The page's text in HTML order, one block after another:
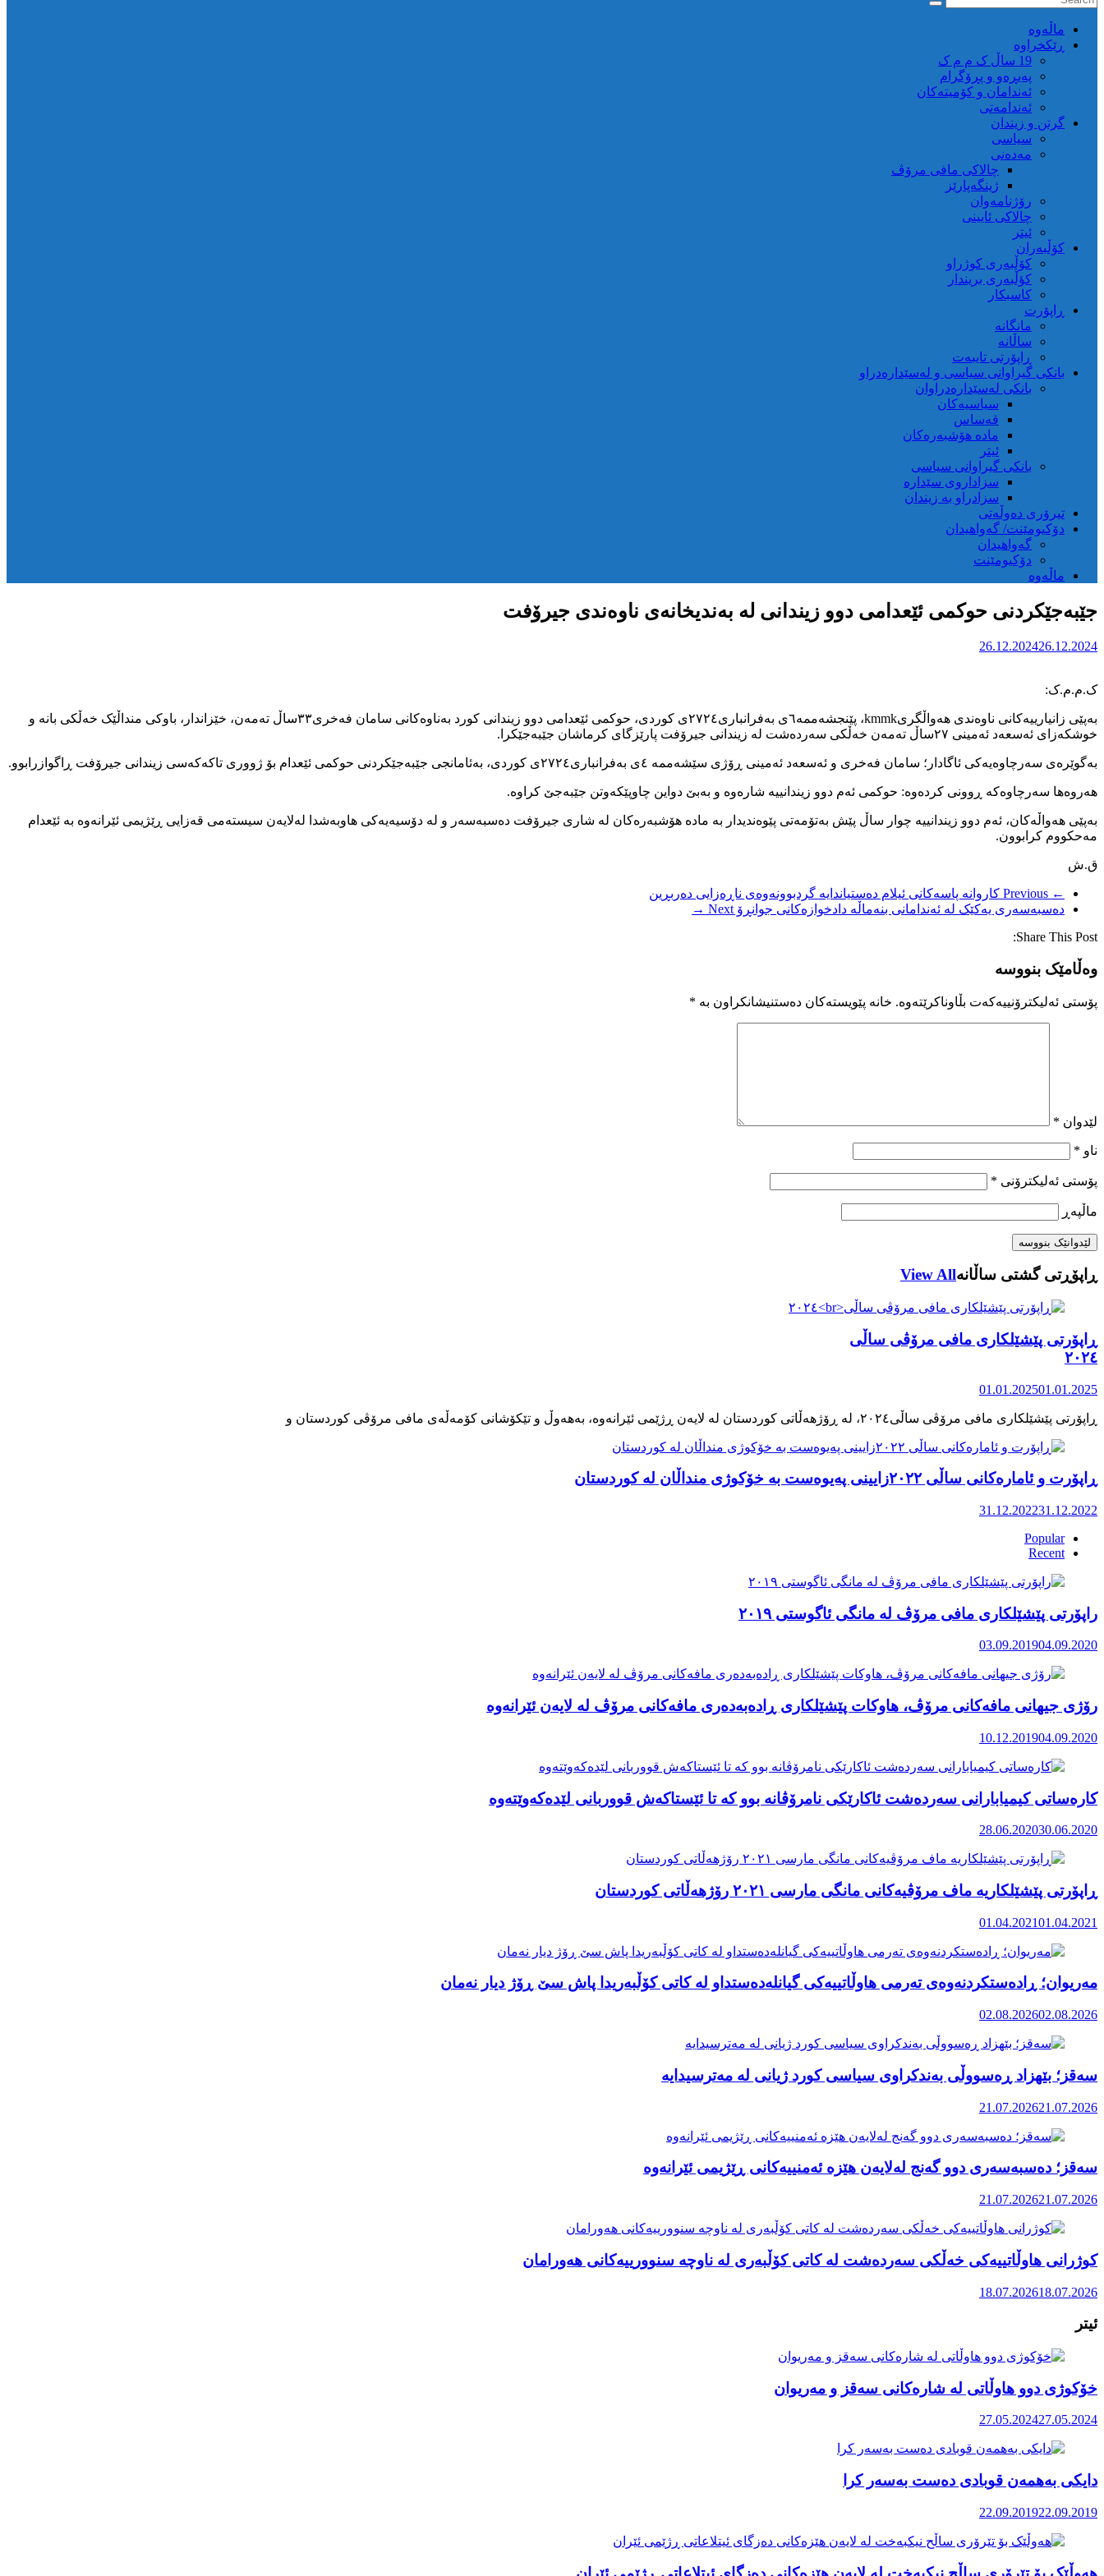
ماڵه‌وه‌
ڕێکخراوە
19 ساڵ ک م م ک
پەیڕەو و پڕۆگرام
ئەندامان و کۆمیتەکان
ئەندامەتی
گرتن و زیندان
سیاسی
مەدەنی
چالاکی مافی مرۆڤ
ژینگەپارێز
رۆژنامەوان
چالاکی ئایینی
ئیتر
کۆڵبەران
کۆڵبەری کوژراو
کؤڵبەری بریندار
کاسبکار
ڕاپۆرت
مانگانە
ساڵانە
ڕاپۆرتی تایبەت
بانکی گیراوانی سیاسی و لەسێدارەدراو
بانکی لەسێدارەدراوان
سیاسیەکان
قەساس
مادە هۆشبەرەکان
ئیتر
بانکی گیراوانی سیاسی
سزاداروی سێدارە
سزادراو بە زیندان
تیرۆری دەوڵەتی
دۆکیومێنت/ گەواهیدان
گەواهیدان
دۆکیومێنت
ماڵەوە
جێبەجێکردنی حوکمی ئێعدامی دوو زیندانی لە بەندیخانەی ناوەندی جیرۆفت
26.12.202426.12.2024
ک.م.م.ک:
بەپێی زانیارییەکانی ناوەندی هەواڵگریkmmk، پێنجشەممە٦ی بەفرانباری٢٧٢٤ی کوردی، حوکمی ئێعدامی دوو زیندانی کورد بەناوەکانی سامان فەخری٣٣ساڵ تەمەن، خێزاندار، باوکی منداڵێک خەڵکی بانە و
خوشکەزای ئەسعەد ئەمینی ٢٧ساڵ تەمەن خەڵکی سەردەشت لە زیندانی جیرۆفت پارێزگای کرماشان جێبەجێکرا.
بەگوێرەی سەرچاوەیەکی ئاگادار؛ سامان فەخری و ئەسعەد ئەمینی ڕۆژی سێشەممە ٤ی بەفرانباری٢٧٢٤ی کوردی، بەئامانجی جێبەجێکردنی حوکمی ئێعدام بۆ ژووری تاکەکەسی زیندانی جیرۆفت ڕاگوازرابوو.
هەروەها سەرچاوەکە ڕوونی کردەوە: حوکمی ئەم دوو زیندانییە شارەوە و بەبێ دواین چاوپێکەوتن جێبەجێ کراوە.
بەپێی هەواڵەکان، ئەم دوو زیندانییە چوار ساڵ پێش بەتۆمەتی پێوەندیدار بە مادە هۆشبەرەکان لە شاری جیرۆفت دەسبەسەر و لە دۆسیەیەکی هاوبەشدا لەلایەن سیستەمی قەزایی ڕێژیمی ئێرانەوە بە ئێعدام
مەحکووم کرابوون.
ق.ش
← Previous
کاروانە پاسەکانی ئیلام دەستیاندایە گردبوونەوەی ناڕەزایی دەربڕین
دەسبەسەری یەکێک لە ئەندامانی بنەماڵە دادخوازەکانی جوانڕۆ Next →
Share This Post:
وەڵامێک بنووسە
پۆستی ئەلیکترۆنییەکەت بڵاوناکرێتەوە. خانە پێویستەکان دەستنیشانکراون بە *
لێدوان *
ناو *
پۆستی ئەلیکترۆنی *
ماڵپه‌ڕ
ڕاپۆڕتی گشتی ساڵانهView All
ڕاپۆرتی پێشێلکاری مافی مرۆڤی ساڵی
٢٠٢٤
01.01.202501.01.2025
ڕاپۆرت و ئامارەکانی ساڵی ٢٠٢٢زایینی پەیوەست بە خۆکوژی منداڵان لە کوردستان
31.12.202231.12.2022
Popular
Recent
راپۆرتی پێشێلكاری مافی مرۆڤ له‌ مانگی ئاگوستی ٢٠١٩
03.09.201904.09.2020
رۆژی جیهانی مافەکانی مرۆڤ، هاوکات پێشێلکاری ڕادەبەدەری مافەکانی مرۆڤ لە لایەن ئێرانەوە
10.12.201904.09.2020
کارەساتی کیمیابارانی سەردەشت ئاکارێکی نامرۆڤانە بوو کە تا ئێستاکەش قووربانی لێدەکەوێتەوە
28.06.202030.06.2020
ڕاپۆرتی پێشێلکاریە ماف مرۆڤیەکانی مانگی مارسی ٢٠٢١ رۆژهەڵاتی کوردستان
01.04.202101.04.2021
مەریوان؛ ڕادەستکردنەوەی تەرمی هاوڵاتییەکی گیانلەدەستداو لە کاتی کۆڵبەریدا پاش سێ ڕۆژ دیار نەمان
02.08.202602.08.2026
سەقز؛ بێهزاد ڕەسووڵی بەندکراوی سیاسی کورد ژیانی لە مەترسیدایە
21.07.202621.07.2026
سەقز؛ دەسبەسەری دوو گەنج لەلایەن هێزە ئەمنییەکانی ڕێژیمی ئێرانەوە
21.07.202621.07.2026
کوژرانی هاوڵاتییەکی خەڵکی سەردەشت لە کاتی کۆڵبەری لە ناوچە سنوورییەکانی هەورامان
18.07.202618.07.2026
ئیتر
خۆکوژی دوو هاوڵاتی لە شارەکانی سەقز و مەریوان
27.05.202427.05.2024
دایكی به‌همه‌ن قوبادی ده‌ست به‌سه‌ر كرا
22.09.201922.09.2019